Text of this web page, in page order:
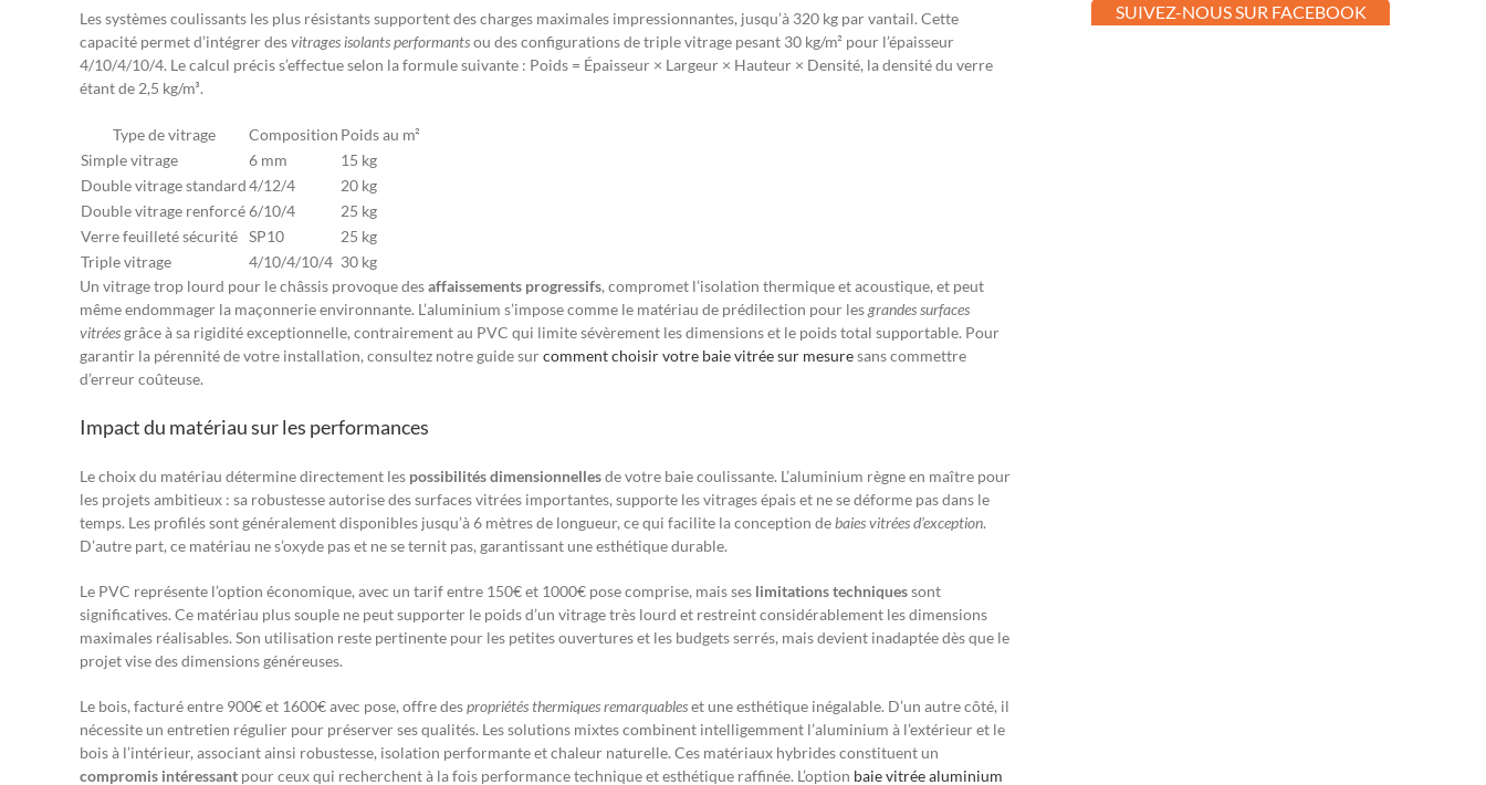
Les systèmes coulissants les plus résistants supportent des charges maximales impressionnantes, jusqu’à 320 kg par vantail. Cette
capacité permet d’intégrer desvitrages isolants performantsou des configurations de triple vitrage pesant 30 kg/m² pour l’épaisseur
4/10/4/10/4. Le calcul précis s’effectue selon la formule suivante : Poids = Épaisseur × Largeur × Hauteur × Densité, la densité du verre
étant de 2,5 kg/m³.
Type de vitrage Composition Poids au m²
Simple vitrage
6 mm
15 kg
Double vitrage standard4/12/4
20 kg
Double vitrage renforcé6/10/4
25 kg
Verre feuilleté sécurité SP10
25 kg
Triple vitrage
4/10/4/10/4 30 kg
Un vitrage trop lourd pour le châssis provoque desaffaissements progressifs, compromet l’isolation thermique et acoustique, et peut
même endommager la maçonnerie environnante. L’aluminium s’impose comme le matériau de prédilection pour lesgrandes surfaces
vitrées grâce à sa rigidité exceptionnelle, contrairement au PVC qui limite sévèrement les dimensions et le poids total supportable. Pour
garantir la pérennité de votre installation, consultez notre guide surcomment choisir votre baie vitrée sur mesuresans commettre
d’erreur coûteuse.
Impact du matériau sur les performances
Le choix du matériau détermine directement les possibilités dimensionnellesde votre baie coulissante. L’aluminium règne en maître pour
les projets ambitieux : sa robustesse autorise des surfaces vitrées importantes, supporte les vitrages épais et ne se déforme pas dans le
temps. Les profilés sont généralement disponibles jusqu’à 6 mètres de longueur, ce qui facilite la conception debaies vitrées d’exception.
D’autre part, ce matériau ne s’oxyde pas et ne se ternit pas, garantissant une esthétique durable.
Le PVC représente l’option économique, avec un tarif entre 150€ et 1000€ pose comprise, mais ses limitations techniquessont
significatives. Ce matériau plus souple ne peut supporter le poids d’un vitrage très lourd et restreint considérablement les dimensions
maximales réalisables. Son utilisation reste pertinente pour les petites ouvertures et les budgets serrés, mais devient inadaptée dès que le
projet vise des dimensions généreuses.
Le bois, facturé entre 900€ et 1600€ avec pose, offre despropriétés thermiques remarquableset une esthétique inégalable. D’un autre côté, il
nécessite un entretien régulier pour préserver ses qualités. Les solutions mixtes combinent intelligemment l’aluminium à l’extérieur et le
bois à l’intérieur, associant ainsi robustesse, isolation performante et chaleur naturelle. Ces matériaux hybrides constituent un
compromis intéressant pour ceux qui recherchent à la fois performance technique et esthétique raffinée. L’option baie vitrée aluminium
SUIVEZ-NOUS SUR FACEBOOK